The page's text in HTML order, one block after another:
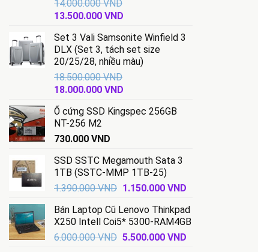
14.000.000VND
Giá
là:
14.000.000 VND.
13.500.000 VND
tại
là:
13.500.000 VND.
Set 3 Vali Samsonite Winfield 3
DLX (Set 3, tách set size
20/25/28, nhiều màu)
18.500.000VND
Giá
là:
18.500.000 VND.
18.000.000 VND
tại
Ổ cứng SSD Kingspec 256GB
NT-256 M2
730.000 VND
SSD SSTC Megamouth Sata 3
1TB (SSTC-MMP 1TB-25)
1.390.000VND Giá
là:
1.390.000 VND.
1.150.000 VNDGiá
tại
là:
1.150.000 VND.
Bán Laptop Cũ Lenovo Thinkpad
X250 Intell Coi5* 5300-RAM4GB
6.000.000VND Giá
5.500.000 VNDGiá